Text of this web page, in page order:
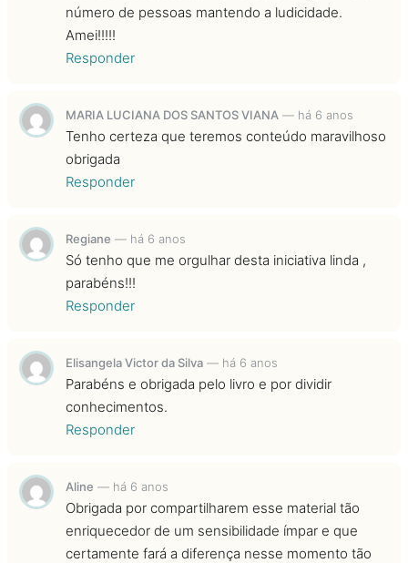
número de pessoas mantendo a ludicidade.
Amei!!!!!
Responder
MARIA LUCIANA DOS SANTOS VIANA — há 6 anos
Tenho certeza que teremos conteúdo maravilhoso
obrigada
Responder
Regiane — há 6 anos
Só tenho que me orgulhar desta iniciativa linda ,
parabéns!!!
Responder
Elisangela Victor da Silva — há 6 anos
Parabéns e obrigada pelo livro e por dividir
conhecimentos.
Responder
Aline — há 6 anos
Obrigada por compartilharem esse material tão
enriquecedor de um sensibilidade ímpar e que
certamente fará a diferença nesse momento tão